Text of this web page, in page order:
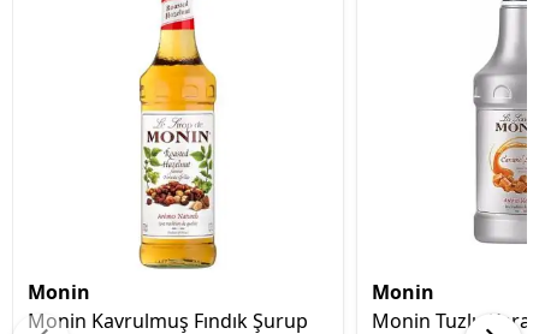
Monin
Monin Kavrulmuş Fındık Şurup
Monin
Monin Tuzlu